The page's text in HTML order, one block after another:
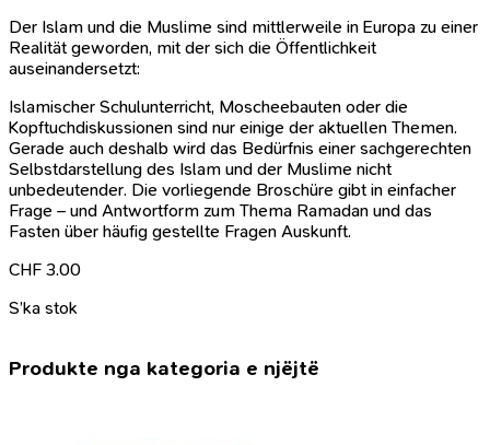
Der Islam und die Muslime sind mittlerweile in Europa zu einer
Realität geworden, mit der sich die Öffentlichkeit
auseinandersetzt:
Islamischer Schulunterricht, Moscheebauten oder die
Kopftuchdiskussionen sind nur einige der aktuellen Themen.
Gerade auch deshalb wird das Bedürfnis einer sachgerechten
Selbstdarstellung des Islam und der Muslime nicht
unbedeutender. Die vorliegende Broschüre gibt in einfacher
Frage – und Antwortform zum Thema Ramadan und das
Fasten über häufig gestellte Fragen Auskunft.
CHF 3.00
S’ka stok
Produkte nga kategoria e njëjtë